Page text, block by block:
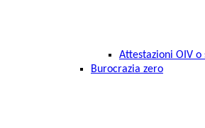
Attestazioni OIV
Burocrazia zero